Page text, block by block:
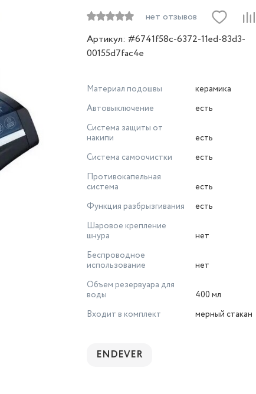
нет отзывов
Артикул: #6741f58c-6372-11ed-83d3-
00155d7fac4e
Материал подошвы
керамика
Автовыключение
есть
Система защиты от
накипи
есть
Система самоочистки
есть
Противокапельная
система
есть
Функция разбрызгивания
есть
Шаровое крепление
шнура
нет
Беспроводное
использование
нет
Объeм резервуара для
воды
400 мл
Входит в комплект
мерный стакан
ENDEVER